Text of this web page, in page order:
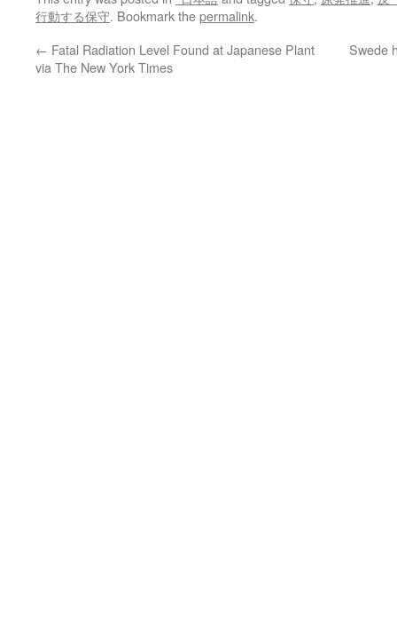
行動する保守. Bookmark thepermalink.
← Fatal Radiation Level Found at Japanese Plant
via The New York Times
Swede